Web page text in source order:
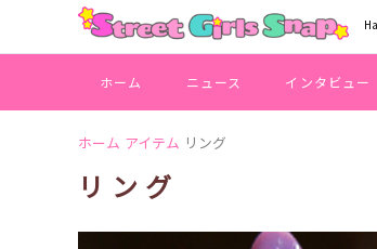
ホーム ニュース インタビュー
ホーム アイテム リング
リング